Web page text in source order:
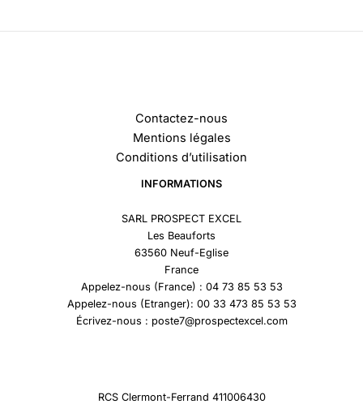
Contactez-nous
Mentions légales
Conditions d’utilisation
INFORMATIONS
SARL PROSPECT EXCEL
Les Beauforts
63560 Neuf-Eglise
France
Appelez-nous (France) : 04 73 85 53 53
Appelez-nous (Etranger): 00 33 473 85 53 53
Écrivez-nous : poste7@prospectexcel.com
RCS Clermont-Ferrand 411006430